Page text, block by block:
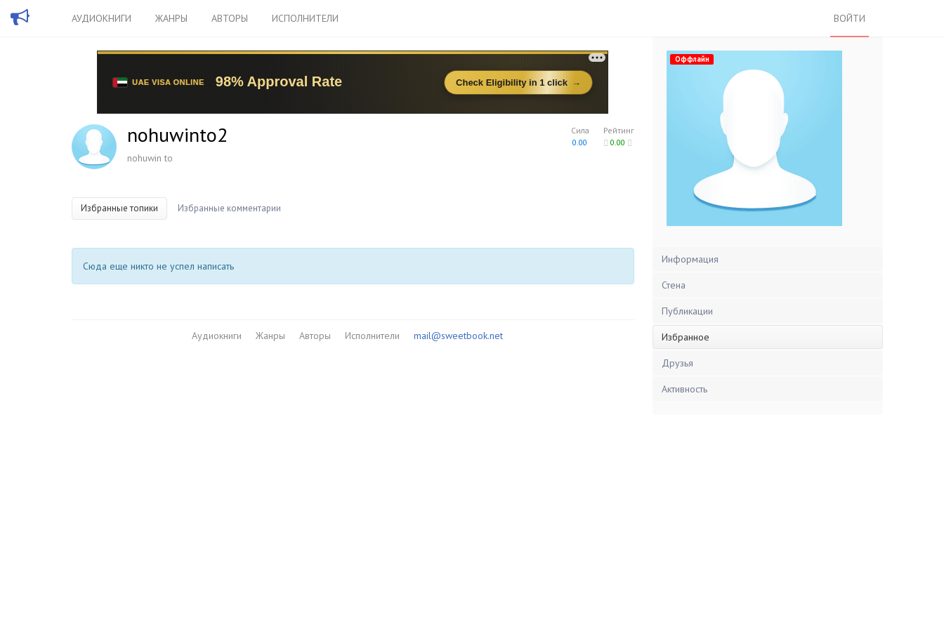
АУДИОКНИГИ ЖАНРЫ АВТОРЫ ИСПОЛНИТЕЛИ ВОЙТИ
Рейтинг
0.00
Сила
0.00
nohuwinto2
nohuwin to
Избранные топики Избранные комментарии
Сюда еще никто не успел написать
Аудиокниги Жанры Авторы Исполнители mail@sweetbook.net
Оффлайн
Информация
Стена
Публикации
Избранное
Друзья
Активность